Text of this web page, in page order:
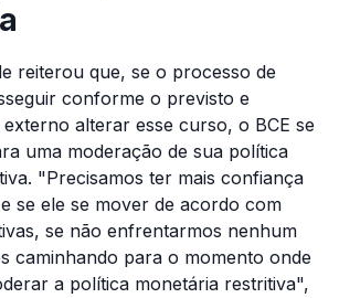
reiterou que, se o processo de
conforme o previsto e
alterar esse curso, o BCE se
uma moderação de sua política
"Precisamos ter mais confiança
se ele se mover de acordo com
se não enfrentarmos nenhum
caminhando para o momento onde
a política monetária restritiva",